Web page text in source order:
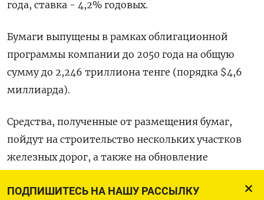
ПОДПИШИТЕСЬ НА НАШУ РАССЫЛКУ
года, ставка - 4,2% ‌годовых.
Бумаги выпущены в рамках облигационной
программы компании до 2050 ​года на ​общую
‌сумму до 2,246 ​триллиона тенге (порядка $4,6
миллиарда).
Средства, полученные от размещения бумаг,
пойдут на строительство нескольких участков
железных дорог, а также на обновление